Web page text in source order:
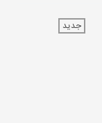
جدید